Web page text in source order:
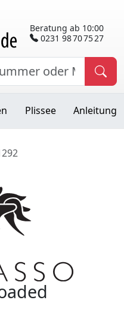
Beratung ab 10:00
0231 98 70 75 27
Plissee Anleitung